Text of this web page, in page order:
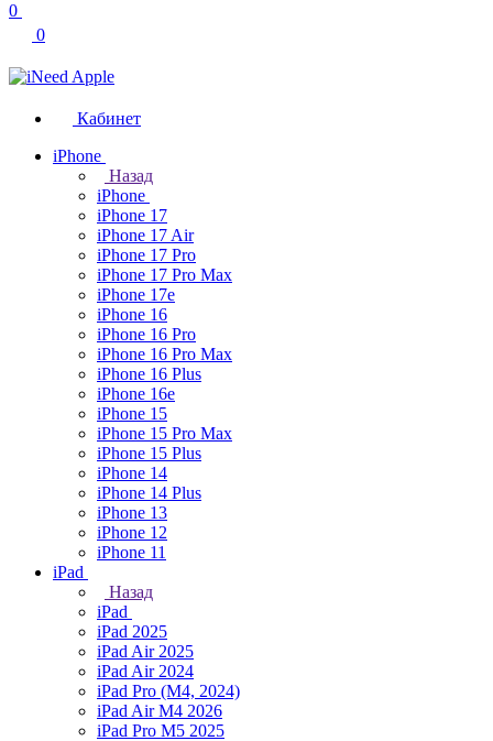
0
0
Кабинет
iPhone
Назад
iPhone
iPhone 17
iPhone 17 Air
iPhone 17 Pro
iPhone 17 Pro Max
iPhone 17e
iPhone 16
iPhone 16 Pro
iPhone 16 Pro Max
iPhone 16 Plus
iPhone 16e
iPhone 15
iPhone 15 Pro Max
iPhone 15 Plus
iPhone 14
iPhone 14 Plus
iPhone 13
iPhone 12
iPhone 11
iPad
Назад
iPad
iPad 2025
iPad Air 2025
iPad Air 2024
iPad Pro (M4, 2024)
iPad Air M4 2026
iPad Pro M5 2025